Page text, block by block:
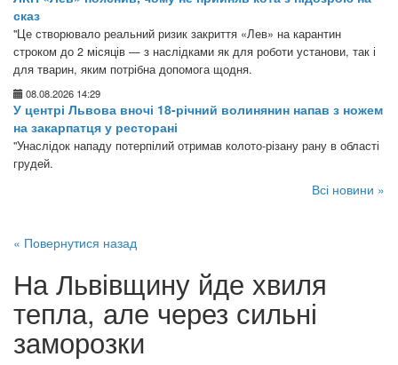
сказ
"Це створювало реальний ризик закриття «Лев» на карантин
строком до 2 місяців — з наслідками як для роботи установи, так і
для тварин, яким потрібна допомога щодня.
08.08.2026 14:29
У центрі Львова вночі 18-річний волинянин напав з ножем
на закарпатця у ресторані
"Унаслідок нападу потерпілий отримав колото-різану рану в області
грудей.
Всі новини »
« Повернутися назад
На Львівщину йде хвиля
тепла, але через сильні
заморозки